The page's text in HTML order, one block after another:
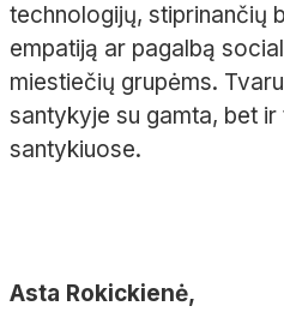
technologijų, stiprinančių
empatiją ar pagalbą
miestiečių grupėms.
santykyje su gamta, bet
santykiuose.
Asta Rokickienė,